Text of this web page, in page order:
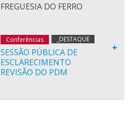
FREGUESIA DO FERRO
+
Conferências _DESTAQUE
SESSÃO PÚBLICA DE
ESCLARECIMENTO
REVISÃO DO PDM